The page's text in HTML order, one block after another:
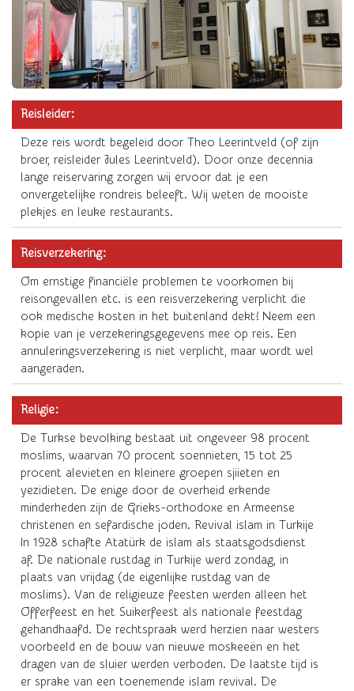
Reisleider:
Deze reis wordt begeleid door Theo Leerintveld (of zijn
broer, reisleider Jules Leerintveld). Door onze decennia
lange reiservaring zorgen wij ervoor dat je een
onvergetelijke rondreis beleeft. Wij weten de mooiste
plekjes en leuke restaurants.
Reisverzekering:
Om ernstige financiële problemen te voorkomen bij
reisongevallen etc. is een reisverzekering verplicht die
ook medische kosten in het buitenland dekt! Neem een
kopie van je verzekeringsgegevens mee op reis. Een
annuleringsverzekering is niet verplicht, maar wordt wel
aangeraden.
Religie:
De Turkse bevolking bestaat uit ongeveer 98 procent
moslims, waarvan 70 procent soennieten, 15 tot 25
procent alevieten en kleinere groepen sjiieten en
yezidieten. De enige door de overheid erkende
minderheden zijn de Grieks-orthodoxe en Armeense
christenen en sefardische joden. Revival islam in Turkije
In 1928 schafte Atatürk de islam als staatsgodsdienst
af. De nationale rustdag in Turkije werd zondag, in
plaats van vrijdag (de eigenlijke rustdag van de
moslims). Van de religieuze feesten werden alleen het
Offerfeest en het Suikerfeest als nationale feestdag
gehandhaafd. De rechtspraak werd herzien naar westers
voorbeeld en de bouw van nieuwe moskeeën en het
dragen van de sluier werden verboden. De laatste tijd is
er sprake van een toenemende islam revival. De